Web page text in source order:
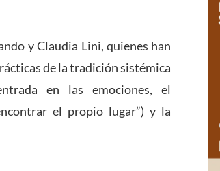
y Claudia Lini, quienes han
de la tradición sistémica
en las emociones, el
el propio lugar”) y la